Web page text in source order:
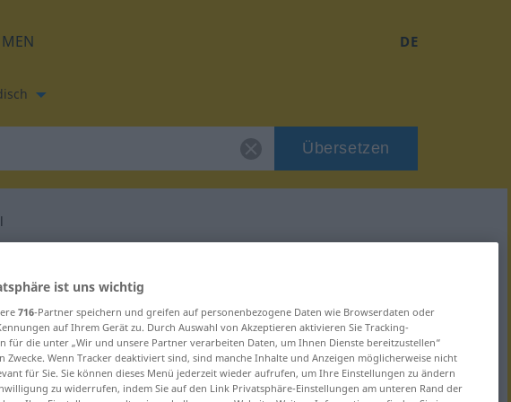
DE
Übersetzen
für "Portal"
ist uns wichtig
716-Partner speichern und greifen auf personenbezogene Daten wie Browserdaten oder
auf Ihrem Gerät zu. Durch Auswahl von Akzeptieren aktivieren Sie Tracking-
für die unter „Wir und unsere Partner verarbeiten Daten, um Ihnen Dienste bereitzustellen“
Zwecke. Wenn Tracker deaktiviert sind, sind manche Inhalte und Anzeigen möglicherweise nicht
für Sie. Sie können dieses Menü jederzeit wieder aufrufen, um Ihre Einstellungen zu ändern
zu widerrufen, indem Sie auf den Link Privatsphäre-Einstellungen am unteren Rand der